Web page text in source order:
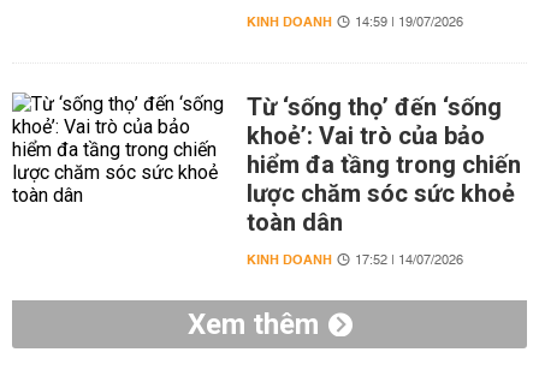
KINH DOANH 14:59 | 19/07/2026
Từ ‘sống thọ’ đến ‘sống
khoẻ’: Vai trò của bảo
hiểm đa tầng trong chiến
lược chăm sóc sức khoẻ
toàn dân
KINH DOANH 17:52 | 14/07/2026
Xem thêm